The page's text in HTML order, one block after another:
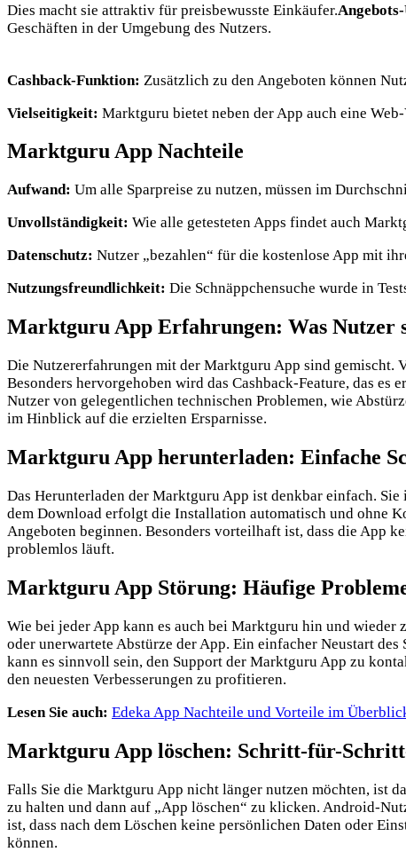
Dies macht sie attraktiv für preisbewusste Einkäufer.
Geschäften in der Umgebung des Nutzers.
Cashback-Funktion: Zusätzlich zu den Angeboten können
Vielseitigkeit: Marktguru bietet neben der App auch eine
Marktguru App Nachteile
Aufwand: Um alle Sparpreise zu nutzen, müssen im
Unvollständigkeit: Wie alle getesteten Apps findet auch
Datenschutz: Nutzer „bezahlen“ für die kostenlose App mit
Nutzungsfreundlichkeit: Die Schnäppchensuche wurde in
Marktguru App Erfahrungen: Was Nutzer
Die Nutzererfahrungen mit der Marktguru App sind gemischt.
Besonders hervorgehoben wird das Cashback-Feature, das
Nutzer von gelegentlichen technischen Problemen, wie
im Hinblick auf die erzielten Ersparnisse.
Marktguru App herunterladen: Einfache
Das Herunterladen der Marktguru App ist denkbar einfach.
dem Download erfolgt die Installation automatisch und ohne
Angeboten beginnen. Besonders vorteilhaft ist, dass die App
problemlos läuft.
Marktguru App Störung: Häufige
Wie bei jeder App kann es auch bei Marktguru hin und
oder unerwartete Abstürze der App. Ein einfacher Neustart
kann es sinnvoll sein, den Support der Marktguru App zu
den neuesten Verbesserungen zu profitieren.
Lesen Sie auch: Edeka App Nachteile und Vorteile im
Marktguru App löschen: Schritt-für-
Falls Sie die Marktguru App nicht länger nutzen möchten, ist
zu halten und dann auf „App löschen“ zu klicken. Android-
ist, dass nach dem Löschen keine persönlichen Daten oder
können.